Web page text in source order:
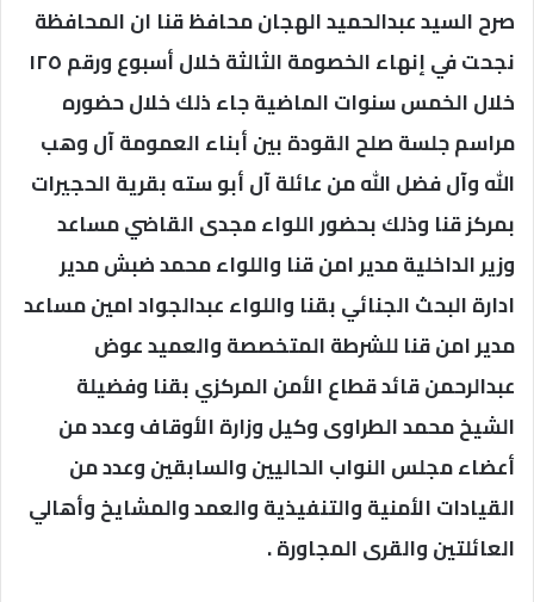
صرح السيد عبدالحميد الهجان محافظ قنا ان المحافظة
نجحت في إنهاء الخصومة الثالثة خلال أسبوع ورقم ١٢٥
خلال الخمس سنوات الماضية جاء ذلك خلال حضوره
مراسم جلسة صلح القودة بين أبناء العمومة آل وهب
الله وآل فضل الله من عائلة آل أبو سته بقرية الحجيرات
بمركز قنا وذلك بحضور اللواء مجدى القاضي مساعد
وزير الداخلية مدير امن قنا واللواء محمد ضبش مدير
ادارة البحث الجنائي بقنا واللواء عبدالجواد امين مساعد
مدير امن قنا للشرطة المتخصصة والعميد عوض
عبدالرحمن قائد قطاع الأمن المركزي بقنا وفضيلة
الشيخ محمد الطراوى وكيل وزارة الأوقاف وعدد من
أعضاء مجلس النواب الحاليين والسابقين وعدد من
القيادات الأمنية والتنفيذية والعمد والمشايخ وأهالي
العائلتين والقرى المجاورة .